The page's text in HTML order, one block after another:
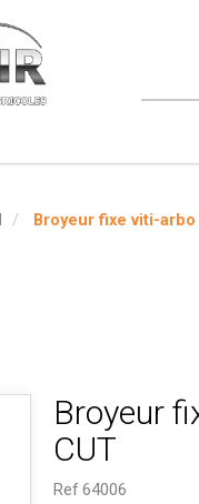
Broyeur fixe viti-arbo
Broyeur
CUT
Ref64006